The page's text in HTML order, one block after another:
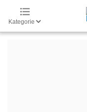
Kategorie